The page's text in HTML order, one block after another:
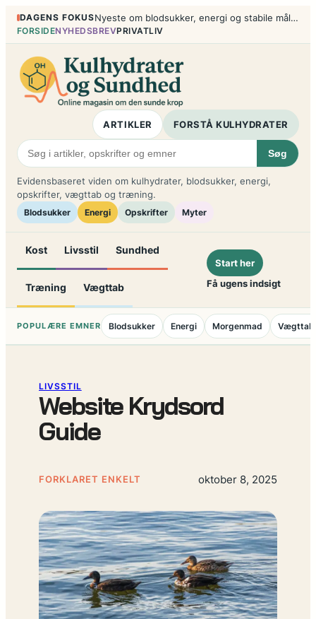
Spring
indhold
DAGENS FOKUS Nyeste om blodsukker, energi og stabile måltider
FORSIDENYHEDSBREVPRIVATLIV
ARTIKLER FORSTÅ KULHYDRATER
Søg
Evidensbaseret viden om kulhydrater, blodsukker, energi,
opskrifter, vægttab og træning.
Blodsukker Energi Opskrifter Myter
Kost Livsstil Sundhed
Træning Vægttab
Start her
Få ugens indsigt
POPULÆRE EMNER Blodsukker Energi Morgenmad Vægttab
LIVSSTIL
Website Krydsord
Guide
FORKLARET ENKELT oktober 8, 2025